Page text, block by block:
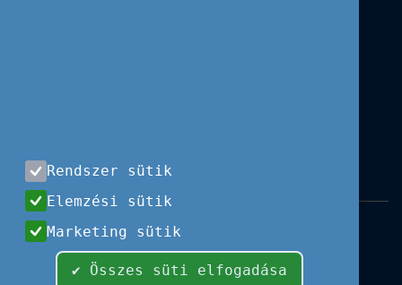
Impresszum |Használati feltételek
Adatvédelem|Sajtóközlemények|Kapcsolat
Rendszer sütik
Elemzési sütik
Marketing sütik
✔ Összes süti elfogadása